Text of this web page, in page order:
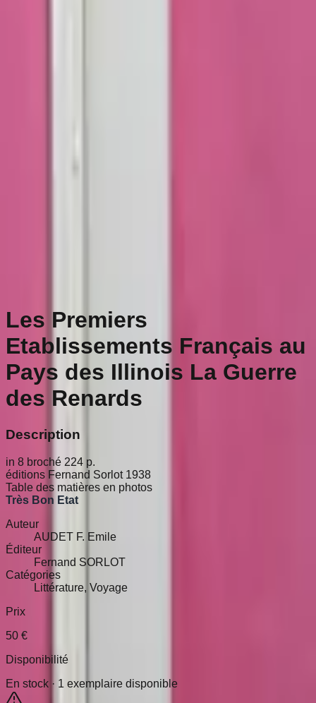
Les Premiers
Etablissements Français au
Pays des Illinois La Guerre
des Renards
Description
in 8 broché 224 p.
éditions Fernand Sorlot 1938
Table des matières en photos
Très Bon Etat
Auteur
AUDET F. Emile
Éditeur
Fernand SORLOT
Catégories
Littérature, Voyage
Prix
50 €
Disponibilité
En stock · 1 exemplaire disponible